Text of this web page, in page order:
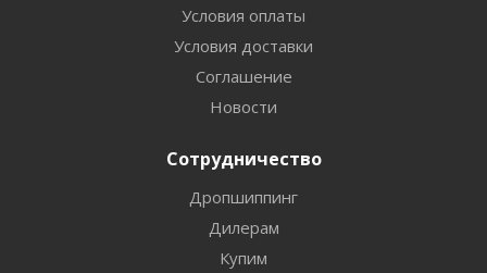
Условия оплаты
Условия доставки
Соглашение
Новости
Сотрудничество
Дропшиппинг
Дилерам
Купим